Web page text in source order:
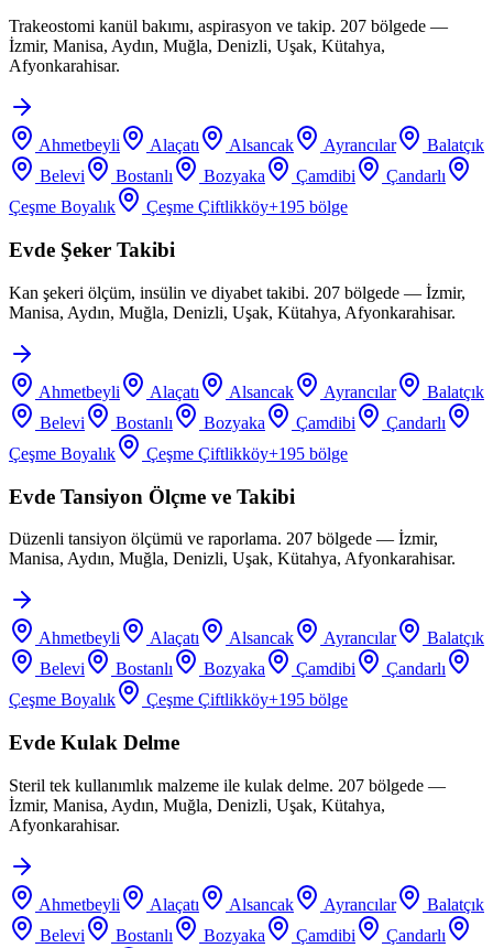
Trakeostomi kanül bakımı, aspirasyon ve takip. 207 bölgede —
İzmir, Manisa, Aydın, Muğla, Denizli, Uşak, Kütahya,
Afyonkarahisar.
Ahmetbeyli Alaçatı Alsancak Ayrancılar
Balatçık
Belevi
Bostanlı Bozyaka Çamdibi
Çandarlı
Çeşme Boyalık
Çeşme Çiftlikköy+195 bölge
Evde Şeker Takibi
Kan şekeri ölçüm, insülin ve diyabet takibi. 207 bölgede — İzmir,
Manisa, Aydın, Muğla, Denizli, Uşak, Kütahya, Afyonkarahisar.
Ahmetbeyli Alaçatı Alsancak Ayrancılar
Balatçık
Belevi
Bostanlı Bozyaka Çamdibi
Çandarlı
Çeşme Boyalık
Çeşme Çiftlikköy+195 bölge
Evde Tansiyon Ölçme ve Takibi
Düzenli tansiyon ölçümü ve raporlama. 207 bölgede — İzmir,
Manisa, Aydın, Muğla, Denizli, Uşak, Kütahya, Afyonkarahisar.
Ahmetbeyli Alaçatı Alsancak Ayrancılar
Balatçık
Belevi
Bostanlı Bozyaka Çamdibi
Çandarlı
Çeşme Boyalık
Çeşme Çiftlikköy+195 bölge
Evde Kulak Delme
Steril tek kullanımlık malzeme ile kulak delme. 207 bölgede —
İzmir, Manisa, Aydın, Muğla, Denizli, Uşak, Kütahya,
Afyonkarahisar.
Ahmetbeyli Alaçatı Alsancak Ayrancılar
Balatçık
Belevi
Bostanlı Bozyaka Çamdibi
Çandarlı